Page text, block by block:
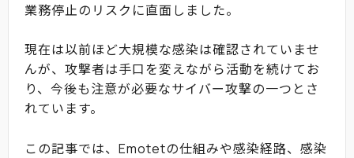
業務停止のリスクに直面しました。
現在は以前ほど大規模な感染は確認されていませ
んが、攻撃者は手口を変えながら活動を続けてお
り、今後も注意が必要なサイバー攻撃の一つとさ
れています。
この記事では、Emotetの仕組みや感染経路、感染